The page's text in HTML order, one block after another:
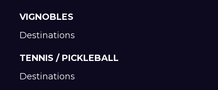
VIGNOBLES
Destinations
TENNIS / PICKLEBALL
Destinations